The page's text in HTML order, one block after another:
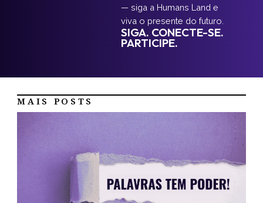
— siga a Humans Land e
viva o presente do futuro.
SIGA. CONECTE-SE.
PARTICIPE.
MAIS POSTS